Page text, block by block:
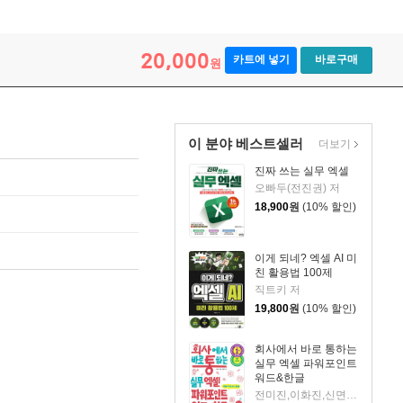
20,000원 카트에 넣기 바로구매
이 분야 베스트셀러
진짜 쓰는 실무 엑셀
오빠두(전진권) 저
18,900원 (10% 할인)
이게 되네? 엑셀 AI 미
친 활용법 100제
직트키 저
19,800원 (10% 할인)
회사에서 바로 통하는
실무 엑셀 파워포인트
워드&한글
전미진,이화진,신면철 공저
더보기